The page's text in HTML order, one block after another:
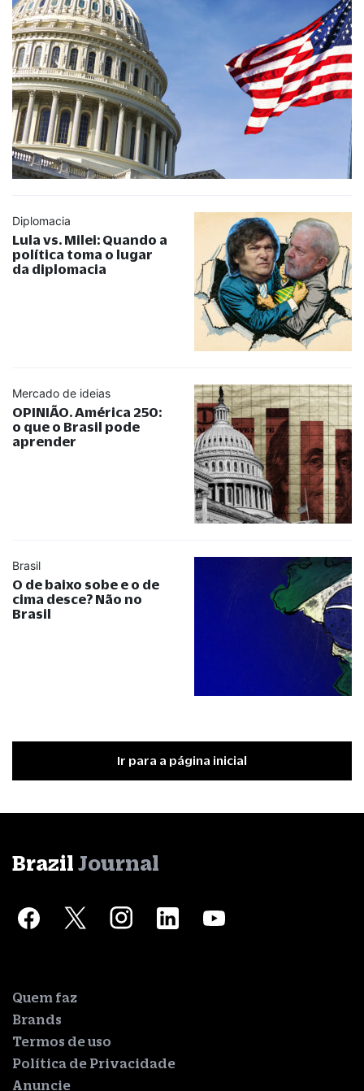
Diplomacia
Lula vs. Milei: Quando a
política toma o lugar
da diplomacia
Mercado de ideias
OPINIÃO. América 250:
o que o Brasil pode
aprender
Brasil
O de baixo sobe e o de
cima desce? Não no
Brasil
Ir para a página inicial
Brazil Journal
Quem faz
Brands
Termos de uso
Política de Privacidade
Anuncie